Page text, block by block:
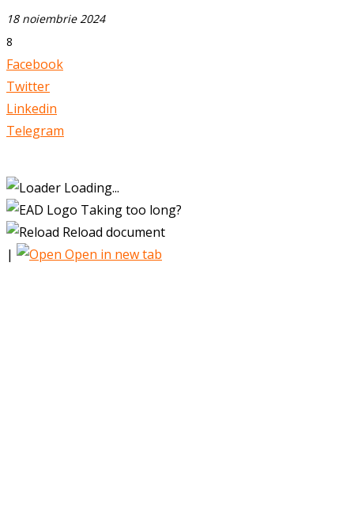
18 noiembrie 2024
8
Facebook
Twitter
Linkedin
Telegram
Loading...
Taking too long?
Reload document
|
Open in new tab